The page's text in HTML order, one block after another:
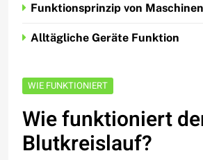
WIE FUNKTIONIERT
Wie funktioniert
Blutkreislauf?
Funktionsprinzip von Maschinen
Alltägliche Geräte Funktion